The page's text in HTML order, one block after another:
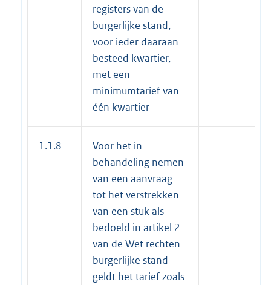
registers van de
burgerlijke stand,
voor ieder daaraan
besteed kwartier,
met een
minimumtarief van
één kwartier
1.1.8
Voor het in
behandeling nemen
van een aanvraag
tot het verstrekken
van een stuk als
bedoeld in artikel 2
van de Wet rechten
burgerlijke stand
geldt het tarief zoals